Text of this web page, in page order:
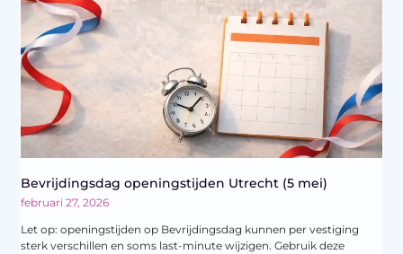
Bevrijdingsdag openingstijden Utrecht (5 mei)
februari 27, 2026
Let op: openingstijden op Bevrijdingsdag kunnen per vestiging
sterk verschillen en soms last-minute wijzigen. Gebruik deze